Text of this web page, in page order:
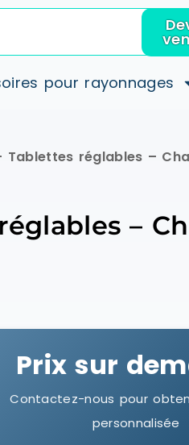
pour rayonnages
réglables –
–
Prix sur
Contactez-nous pour
personnalisée